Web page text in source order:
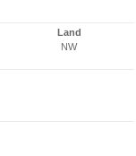
Land
NW